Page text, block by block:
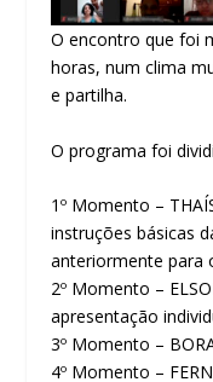
O encontro que foi
horas, num clima
e partilha.
O programa foi
1º Momento –
instruções básicas
anteriormente para
2º Momento –
apresentação
3º Momento –
4º Momento –